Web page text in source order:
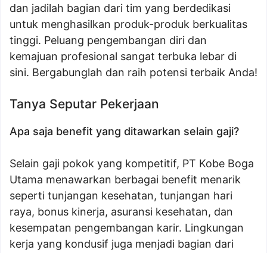
dan jadilah bagian dari tim yang berdedikasi
untuk menghasilkan produk-produk berkualitas
tinggi. Peluang pengembangan diri dan
kemajuan profesional sangat terbuka lebar di
sini. Bergabunglah dan raih potensi terbaik Anda!
Tanya Seputar Pekerjaan
Apa saja benefit yang ditawarkan selain gaji?
Selain gaji pokok yang kompetitif, PT Kobe Boga
Utama menawarkan berbagai benefit menarik
seperti tunjangan kesehatan, tunjangan hari
raya, bonus kinerja, asuransi kesehatan, dan
kesempatan pengembangan karir. Lingkungan
kerja yang kondusif juga menjadi bagian dari